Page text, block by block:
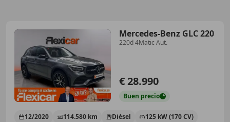
Mercedes-Benz GLC 220
220d 4Matic Aut.
€ 28.990
Buen precio
12/2020 114.580 km Diésel 125 kW (170 CV)